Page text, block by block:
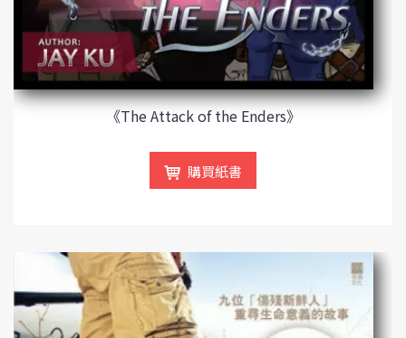
《The Attack of the Enders》
購買紙書